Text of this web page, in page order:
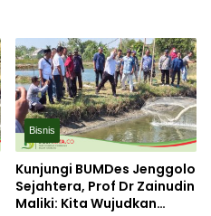
Bisnis
Kunjungi BUMDes Jenggolo
Sejahtera, Prof Dr Zainudin
Maliki: Kita Wujudkan